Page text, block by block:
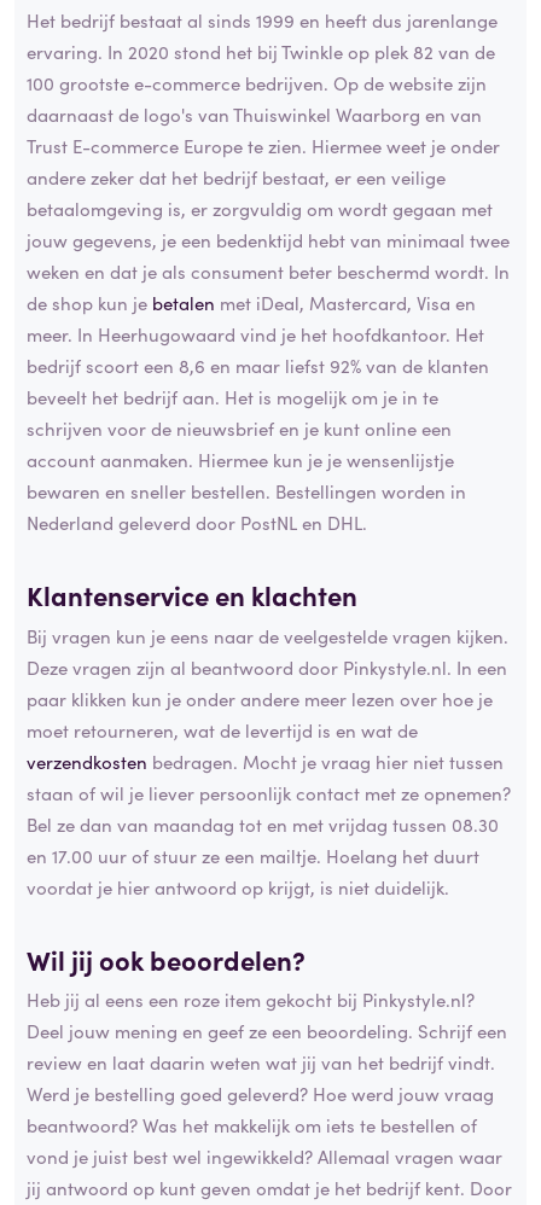
Het bedrijf bestaat al sinds 1999 en heeft dus jarenlange
ervaring. In 2020 stond het bij Twinkle op plek 82 van de
100 grootste e-commerce bedrijven. Op de website zijn
daarnaast de logo's van Thuiswinkel Waarborg en van
Trust E-commerce Europe te zien. Hiermee weet je onder
andere zeker dat het bedrijf bestaat, er een veilige
betaalomgeving is, er zorgvuldig om wordt gegaan met
jouw gegevens, je een bedenktijd hebt van minimaal twee
weken en dat je als consument beter beschermd wordt. In
de shop kun je betalen met iDeal, Mastercard, Visa en
meer. In Heerhugowaard vind je het hoofdkantoor. Het
bedrijf scoort een 8,6 en maar liefst 92% van de klanten
beveelt het bedrijf aan. Het is mogelijk om je in te
schrijven voor de nieuwsbrief en je kunt online een
account aanmaken. Hiermee kun je je wensenlijstje
bewaren en sneller bestellen. Bestellingen worden in
Nederland geleverd door PostNL en DHL.
Klantenservice en klachten
Bij vragen kun je eens naar de veelgestelde vragen kijken.
Deze vragen zijn al beantwoord door Pinkystyle.nl. In een
paar klikken kun je onder andere meer lezen over hoe je
moet retourneren, wat de levertijd is en wat de
verzendkosten bedragen. Mocht je vraag hier niet tussen
staan of wil je liever persoonlijk contact met ze opnemen?
Bel ze dan van maandag tot en met vrijdag tussen 08.30
en 17.00 uur of stuur ze een mailtje. Hoelang het duurt
voordat je hier antwoord op krijgt, is niet duidelijk.
Wil jij ook beoordelen?
Heb jij al eens een roze item gekocht bij Pinkystyle.nl?
Deel jouw mening en geef ze een beoordeling. Schrijf een
review en laat daarin weten wat jij van het bedrijf vindt.
Werd je bestelling goed geleverd? Hoe werd jouw vraag
beantwoord? Was het makkelijk om iets te bestellen of
vond je juist best wel ingewikkeld? Allemaal vragen waar
jij antwoord op kunt geven omdat je het bedrijf kent. Door